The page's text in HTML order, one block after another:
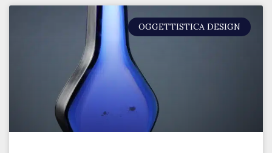
OGGETTISTICA DESIGN